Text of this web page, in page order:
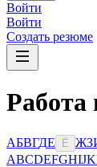
Войти
Войти
Создать резюме
Работа
АБВГДЕ Ё ЖЗ
ABCDEFGHIJK